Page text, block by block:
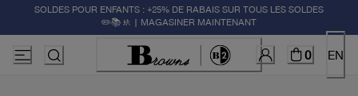
SOLDES POUR ENFANTS : +25% DE RABAIS SUR TOUS LES SOLDES
✏️📚🚸 | MAGASINER MAINTENANT
0 EN